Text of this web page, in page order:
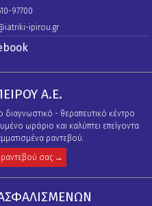
97700
ipirou.gr
Α.Ε.
διαγνωστικό - θεραπευτικό κέντρο
ωράριο και καλύπτει επείγοντα
ραντεβού.
ραντεβού σας →